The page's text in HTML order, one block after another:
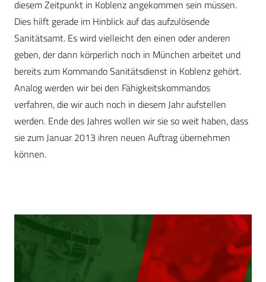
diesem Zeitpunkt in Koblenz angekommen sein müssen.
Dies hilft gerade im Hinblick auf das aufzulösende
Sanitätsamt. Es wird vielleicht den einen oder anderen
geben, der dann körperlich noch in München arbeitet und
bereits zum Kommando Sanitätsdienst in Koblenz gehört.
Analog werden wir bei den Fähigkeitskommandos
verfahren, die wir auch noch in diesem Jahr aufstellen
werden. Ende des Jahres wollen wir sie so weit haben, dass
sie zum Januar 2013 ihren neuen Auftrag übernehmen
können.